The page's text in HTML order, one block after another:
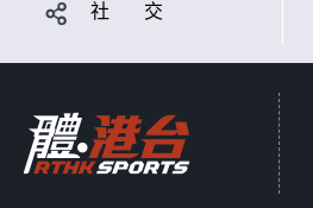
社 交